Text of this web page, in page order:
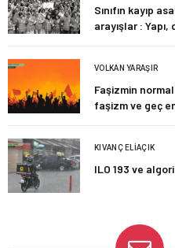
Sınıfın kayıp
arayışlar :
VOLKAN YARAŞIR
Faşizmin
faşizm ve geç
KIVANÇ ELIAÇIK
ILO 193 ve